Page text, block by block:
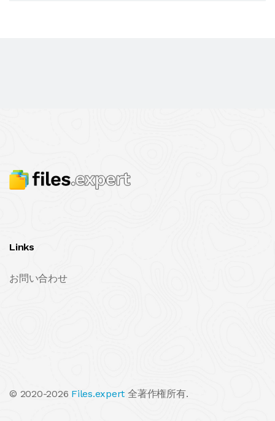
Links
お問い合わせ
© 2020-2026 Files.expert 全著作権所有.